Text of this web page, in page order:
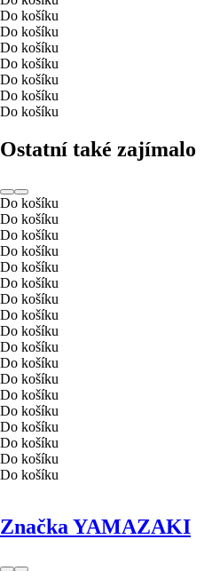
Do košíku
Do košíku
Do košíku
Do košíku
Do košíku
Do košíku
Do košíku
Ostatní také zajímalo
Do košíku
Do košíku
Do košíku
Do košíku
Do košíku
Do košíku
Do košíku
Do košíku
Do košíku
Do košíku
Do košíku
Do košíku
Do košíku
Do košíku
Do košíku
Do košíku
Do košíku
Do košíku
Značka YAMAZAKI